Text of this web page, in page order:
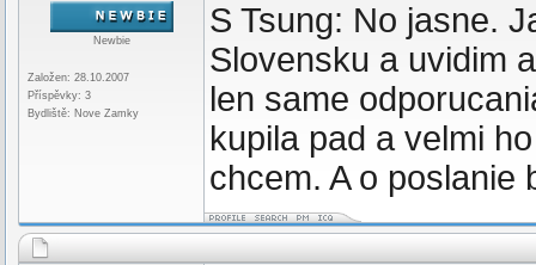
Newbie
Založen: 28.10.2007
Příspěvky: 3
Bydliště: Nove Zamky
S Tsung: No jasne.
Slovensku a uvidim
len same
kupila pad a velmi
chcem. A o poslanie